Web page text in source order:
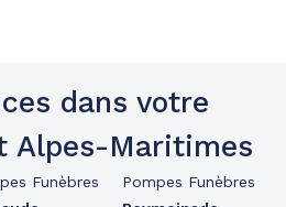
dans votre
Alpes-Maritimes
Funèbres
Pompes Funèbres